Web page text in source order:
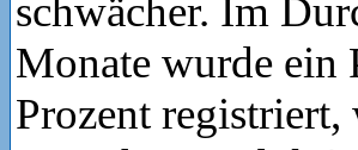
schwächer. Im
Monate wurde ein
Prozent registriert,